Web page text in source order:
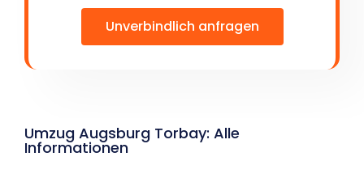
Unverbindlich anfragen
Umzug Augsburg Torbay: Alle
Informationen